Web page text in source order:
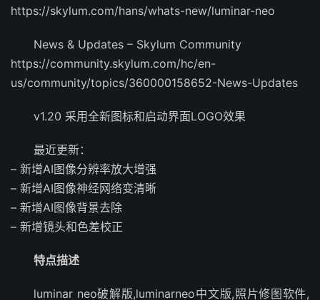
https://skylum.com/hans/whats-new/luminar-neo
News & Updates – Skylum Community
https://community.skylum.com/hc/en-
us/community/topics/360000158652-News-Updates
v1.20 采用全新图标和启动界面LOGO效果
最近更新：
– 新增AI图像分辨率放大增强
– 新增AI图像神经网络变清晰
– 新增AI图像背景去除
– 新增镜头和色差校正
特点描述
luminar neo破解版,luminarneo中文版,照片修图软件,